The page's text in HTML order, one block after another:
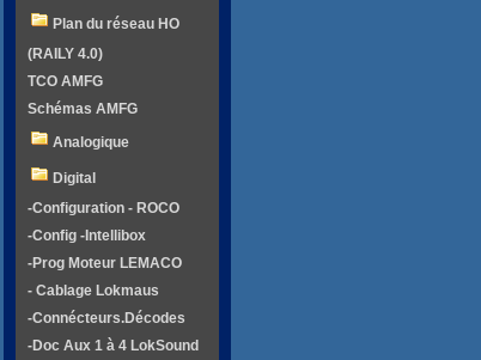
Plan du réseau HO
(RAILY 4.0)
TCO AMFG
Schémas AMFG
Analogique
Digital
-Configuration - ROCO
-Config -Intellibox
-Prog Moteur LEMACO
- Cablage Lokmaus
-Connécteurs.Décodes
-Doc Aux 1 à 4 LokSound